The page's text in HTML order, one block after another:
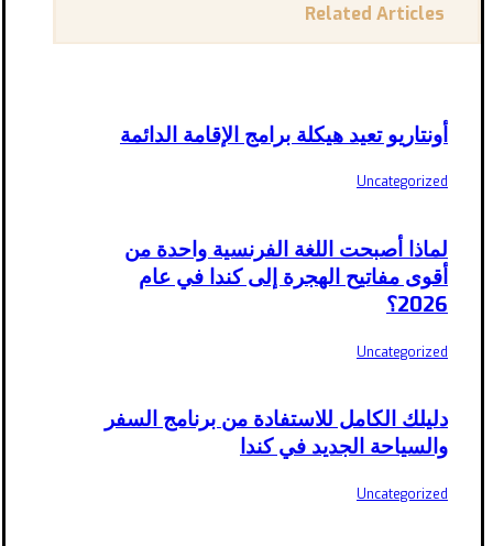
Related Articles
أونتاريو تعيد هيكلة برامج الإقامة الدائمة
Uncategorized
لماذا أصبحت اللغة الفرنسية واحدة من
أقوى مفاتيح الهجرة إلى كندا في عام
2026؟
Uncategorized
دليلك الكامل للاستفادة من برنامج السفر
والسياحة الجديد في كندا
Uncategorized